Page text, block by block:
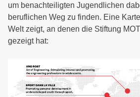
um benachteiligten Jugendlichen
beruflichen Weg zu finden. Eine
Welt zeigt, an denen die Stiftung
gezeigt hat: